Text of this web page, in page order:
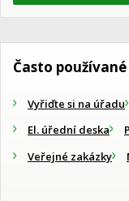
Často
Vyřiďte si na úřadu
El. úřední deska
Veřejné zakázky